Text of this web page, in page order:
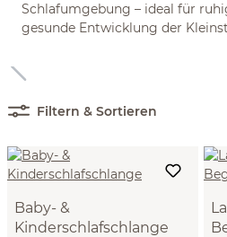
Schlafumgebung – ideal für
gesunde Entwicklung der
Filtern & Sortieren
Baby- &
Kinderschlafschlange